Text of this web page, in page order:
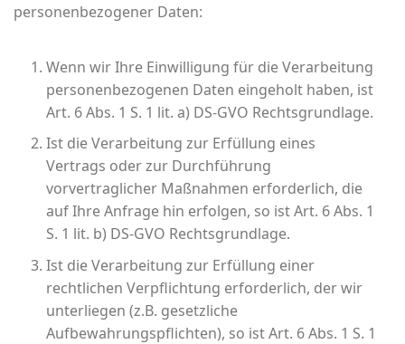
personenbezogener Daten:
Wenn wir Ihre Einwilligung für die Verarbeitung
personenbezogenen Daten eingeholt haben, ist
Art. 6 Abs. 1 S. 1 lit. a) DS-GVO Rechtsgrundlage.
Ist die Verarbeitung zur Erfüllung eines
Vertrags oder zur Durchführung
vorvertraglicher Maßnahmen erforderlich, die
auf Ihre Anfrage hin erfolgen, so ist Art. 6 Abs. 1
S. 1 lit. b) DS-GVO Rechtsgrundlage.
Ist die Verarbeitung zur Erfüllung einer
rechtlichen Verpflichtung erforderlich, der wir
unterliegen (z.B. gesetzliche
Aufbewahrungspflichten), so ist Art. 6 Abs. 1 S. 1